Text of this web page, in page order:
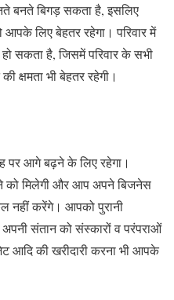
बनते बिगड़ सकता है, इसलिए
लिए बेहतर रहेगा। परिवार में
सकता है, जिसमें परिवार के सभी
क्षमता भी बेहतर रहेगी।
पर आगे बढ़ने के लिए रहेगा।
मिलेगी और आप अपने बिजनेस
नहीं करेंगे। आपको पुरानी
संतान को संस्कारों व परंपराओं
की खरीदारी करना भी आपके